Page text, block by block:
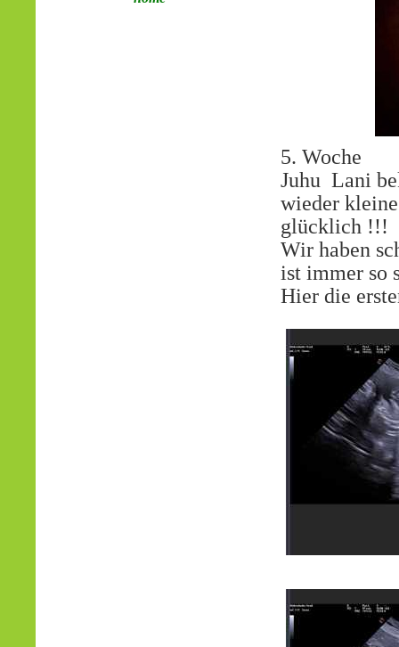
5. Woche
Juhu Lani
wieder
glücklich !!!
Wir haben
ist immer so
Hier die